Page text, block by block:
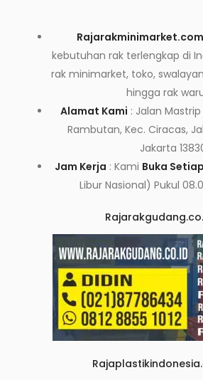
Rajarakminimarket.com
kebutuhan rak terlengkap di
rak minimarket, toko,
hingga rak
Alamat Kami : Jalan Mastrip
Rambutan, Kec. Ciracas,
Jakarta
Jam Kerja : Kami Buka
Libur Nasional) Pukul